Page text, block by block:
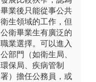
畢業後只能從事公共
衛生領域的工作，但
公衛畢業生有廣泛的
職業選擇。可以進入
公部門（如衛生局、
環保局、疾病管制
署）擔任公務員，或